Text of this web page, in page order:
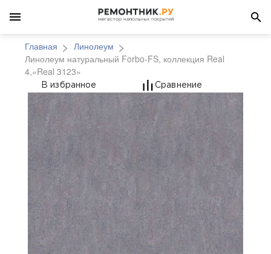
Главная
Линолеум
Линолеум натуральный Forbo-FS, коллекция Real
4,«Real 3123»
Линолеум
В избранное Сравнение